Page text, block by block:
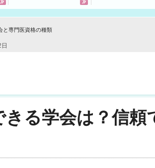
と専門医資格の種類
る学会は？信頼